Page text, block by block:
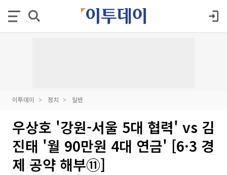
이투데이 정치 일반
우상호 '강원-서울 5대 협력' vs 김
진태 '월 90만원 4대 연금' [6·3 경
제 공약 해부⑪]